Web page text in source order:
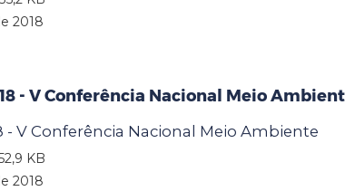
2018
- V Conferência Nacional Meio
- V Conferência Nacional Meio Ambiente
KB
2018